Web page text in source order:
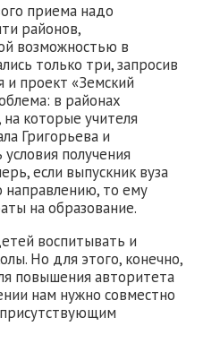
приема надо
районов,
возможностью в
только три, запросив
и проект «Земский
в районах
которые учителя
Григорьева и
получения
если выпускник вуза
направлению, то ему
на образование.
воспитывать и
Но для этого, конечно,
повышения авторитета
нам нужно совместно